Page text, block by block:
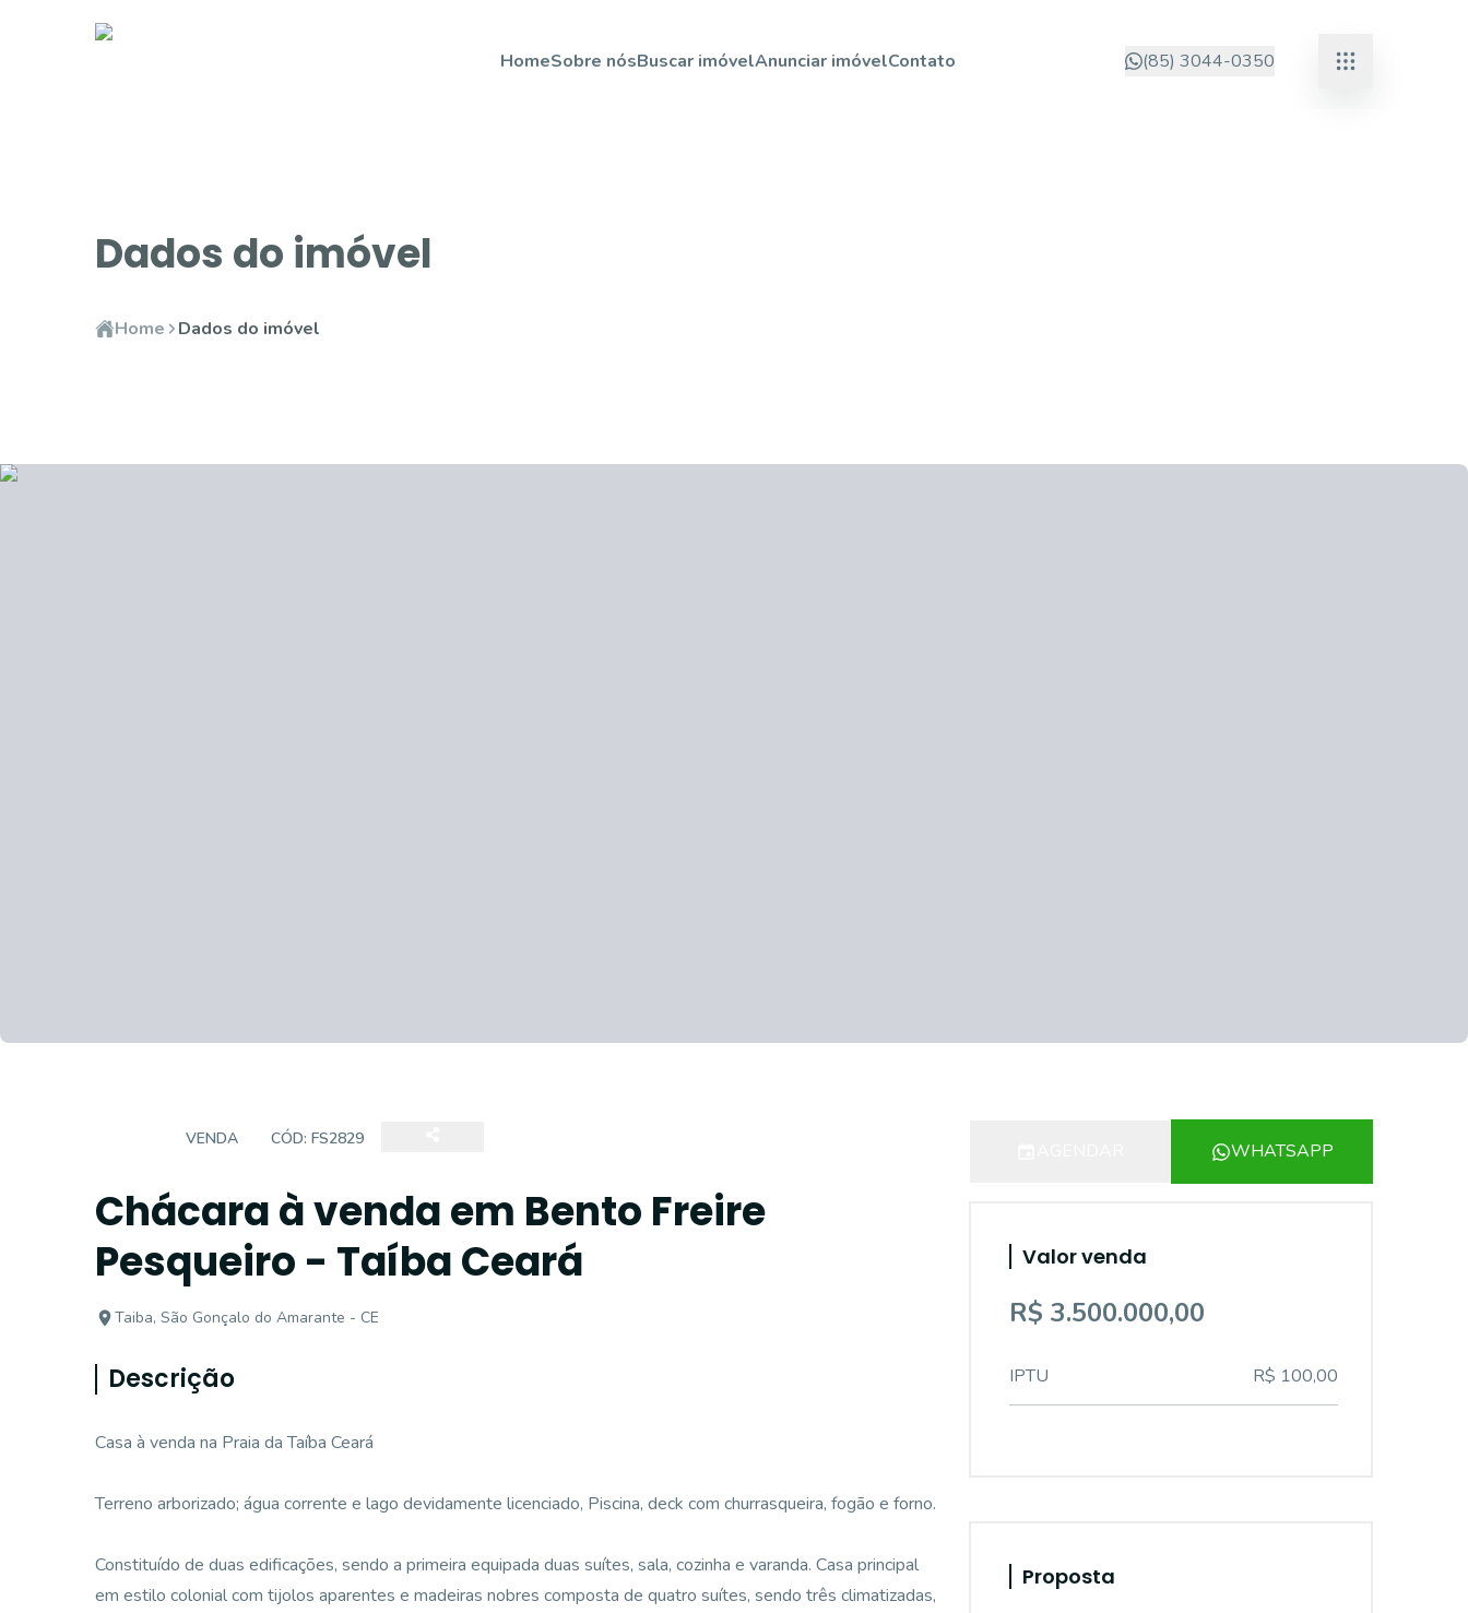
HomeSobre nósBuscar imóvelAnunciar imóvelContato (85) 3044-0350
Dados do imóvel
Home Dados do imóvel
VENDA CÓD: FS2829
Chácara à venda em Bento Freire
Pesqueiro - Taíba Ceará
Taiba, São Gonçalo do Amarante - CE
Descrição
Casa à venda na Praia da Taíba Ceará
Terreno arborizado; água corrente e lago devidamente licenciado, Piscina, deck com churrasqueira, fogão e forno.
Constituído de duas edificações, sendo a primeira equipada duas suítes, sala, cozinha e varanda. Casa principal
em estilo colonial com tijolos aparentes e madeiras nobres composta de quatro suítes, sendo três climatizadas,
WHATSAPP
Valor venda
R$ 3.500.000,00
IPTU R$ 100,00
Proposta